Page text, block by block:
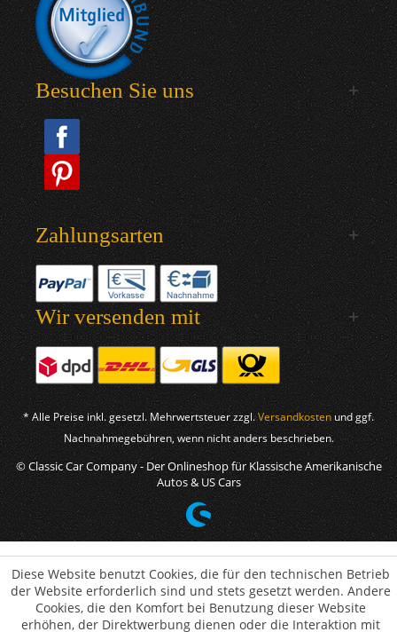
Besuchen Sie uns
Zahlungsarten
Wir versenden mit
* Alle Preise inkl. gesetzl. Mehrwertsteuer zzgl.Versandkosten und ggf.
Nachnahmegebühren, wenn nicht anders beschrieben.
© Classic Car Company - Der Onlineshop für Klassische Amerikanische
Autos & US Cars
Diese Website benutzt Cookies, die für den technischen Betrieb
der Website erforderlich sind und stets gesetzt werden. Andere
Cookies, die den Komfort bei Benutzung dieser Website
erhöhen, der Direktwerbung dienen oder die Interaktion mit